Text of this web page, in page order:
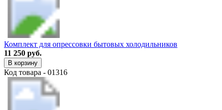
Комплект для опрессовки бытовых холодильников
11 250 руб.
В корзину
Код товара - 01316